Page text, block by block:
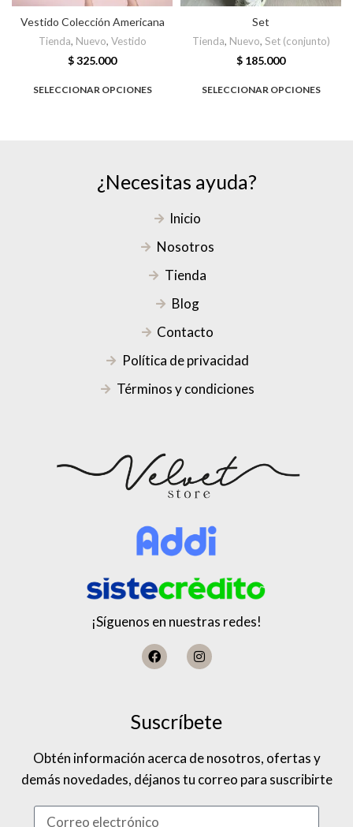
Vestido Colección Americana
Tienda, Nuevo, Vestido
$325.000
SELECCIONAR OPCIONES
Set
Tienda, Nuevo, Set (conjunto)
$ 185.000
SELECCIONAR OPCIONES
¿Necesitas ayuda?
Inicio
Nosotros
Tienda
Blog
Contacto
Política de privacidad
Términos y condiciones
¡Síguenos en nuestras redes!
Suscríbete
Obtén información acerca de nosotros, ofertas y
demás novedades, déjanos tu correo para suscribirte